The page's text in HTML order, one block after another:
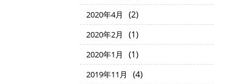
2020年4月 (2)
2020年2月 (1)
2020年1月 (1)
2019年11月 (4)